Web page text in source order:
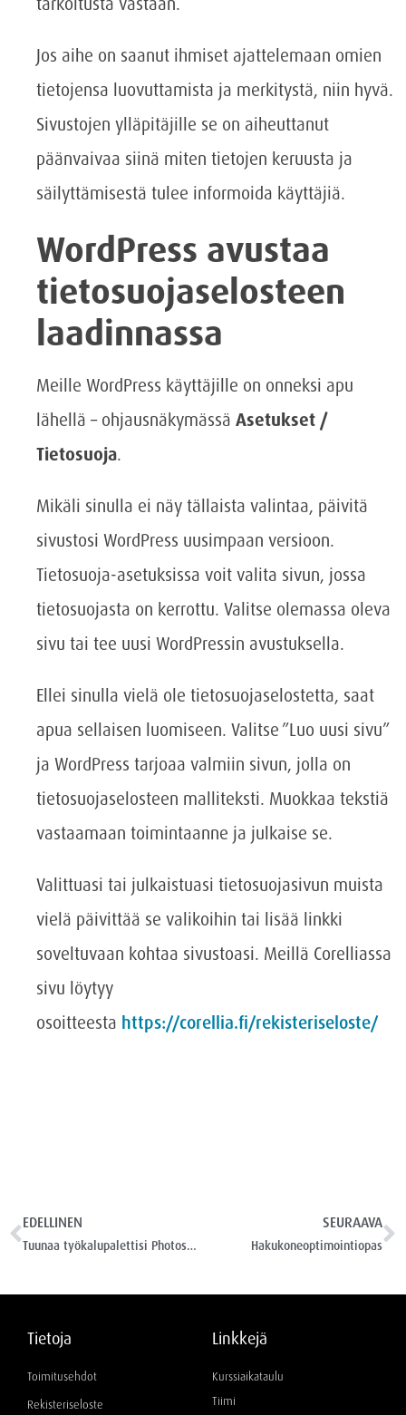
Jos aihe on saanut ihmiset ajattelemaan omien
tietojensa luovuttamista ja merkitystä, niin hyvä.
Sivustojen ylläpitäjille se on aiheuttanut
päänvaivaa siinä miten tietojen keruusta ja
säilyttämisestä tulee informoida käyttäjiä.
WordPress avustaa
tietosuojaselosteen
laadinnassa
Meille WordPress käyttäjille on onneksi apu
lähellä – ohjausnäkymässä Asetukset /
Tietosuoja.
Mikäli sinulla ei näy tällaista valintaa, päivitä
sivustosi WordPress uusimpaan versioon.
Tietosuoja-asetuksissa voit valita sivun, jossa
tietosuojasta on kerrottu. Valitse olemassa oleva
sivu tai tee uusi WordPressin avustuksella.
Ellei sinulla vielä ole tietosuojaselostetta, saat
apua sellaisen luomiseen. Valitse ”Luo uusi sivu”
ja WordPress tarjoaa valmiin sivun, jolla on
tietosuojaselosteen malliteksti. Muokkaa tekstiä
vastaamaan toimintaanne ja julkaise se.
Valittuasi tai julkaistuasi tietosuojasivun muista
vielä päivittää se valikoihin tai lisää linkki
soveltuvaan kohtaa sivustoasi. Meillä Corelliassa
sivu löytyy
osoitteesta https://corellia.fi/rekisteriseloste/
EDELLINEN
Tuunaa työkalupalettisi Photoshopissa
SEURAAVA
Hakukoneoptimointiopas
Tietoja
Toimitusehdot
Rekisteriseloste
Linkkejä
Kurssiaikataulu
Tiimi